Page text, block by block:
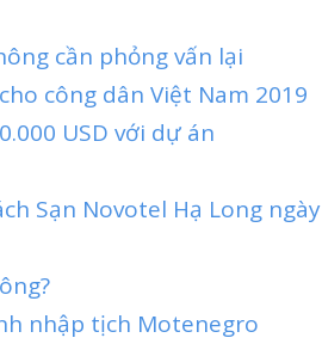
cần phỏng vấn lại
công dân Việt Nam 2019
USD với dự án
Sạn Novotel Hạ Long ngày
nhập tịch Motenegro